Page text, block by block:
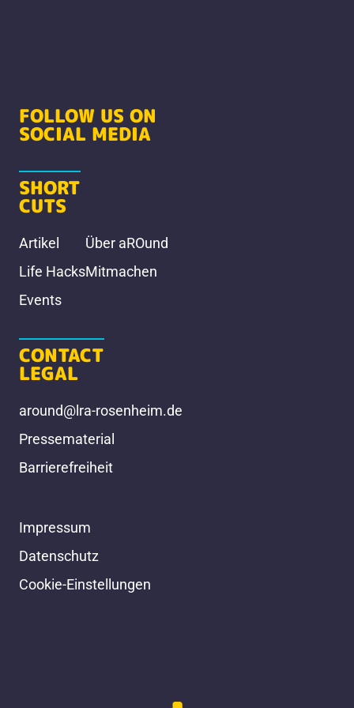
FOLLOW US ON
SOCIAL MEDIA
SHORT
CUTS
Artikel
Life Hacks
Events
Über aROund
Mitmachen
CONTACT
LEGAL
around@lra-rosenheim.de
Pressematerial
Barrierefreiheit
Impressum
Datenschutz
Cookie-Einstellungen